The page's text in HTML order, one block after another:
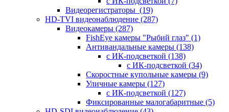
Видеорегистраторы (19)
HD-TVI видеонаблюдение (287)
Видеокамеры (287)
FishEye камеры "Рыбий глаз" (1)
Антивандальные камеры (138)
с ИК-подсветкой (138)
с ИК-подсветкой (34)
Скоростные купольные камеры (9)
Уличные камеры (127)
с ИК-подсветкой (127)
Фиксированные малогабаритные (5)